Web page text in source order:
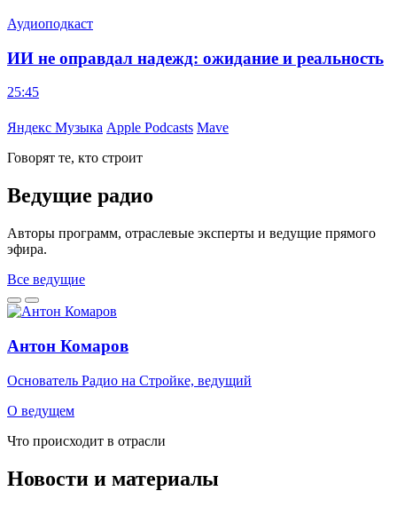
Аудиоподкаст
ИИ не оправдал надежд: ожидание и реальность
25:45
Яндекс Музыка Apple Podcasts Mave
Говорят те, кто строит
Ведущие радио
Авторы программ, отраслевые эксперты и ведущие прямого
эфира.
Все ведущие
Антон Комаров
Основатель Радио на Стройке, ведущий
О ведущем
Что происходит в отрасли
Новости и материалы